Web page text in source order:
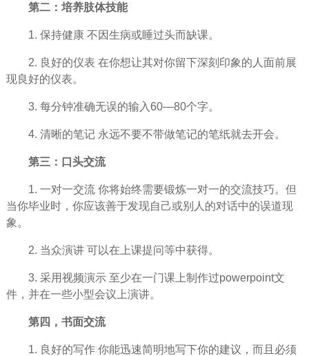
第二：培养肢体技能
1. 保持健康 不因生病或睡过头而缺课。
2. 良好的仪表 在你想让其对你留下深刻印象的人面前展
现良好的仪表。
3. 每分钟准确无误的输入60—80个字。
4. 清晰的笔记 永远不要不带做笔记的笔纸就去开会。
第三：口头交流
1. 一对一交流 你将始终需要锻炼一对一的交流技巧。但
当你毕业时，你应该善于发现自己或别人的对话中的误道现
象。
2. 当众演讲 可以在上课提问等中获得。
3. 采用视频演示 至少在一门课上制作过powerpoint文
件，并在一些小型会议上演讲。
第四，书面交流
1. 良好的写作 你能迅速简明地写下你的建议，而且必须